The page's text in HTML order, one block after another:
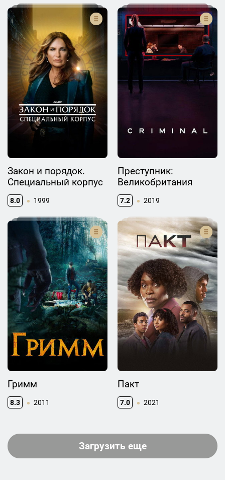
Закон и порядок.
Специальный корпус
8.0 1999
Преступник:
Великобритания
7.2 2019
Гримм
8.3 2011
Пакт
7.0 2021
Загрузить еще